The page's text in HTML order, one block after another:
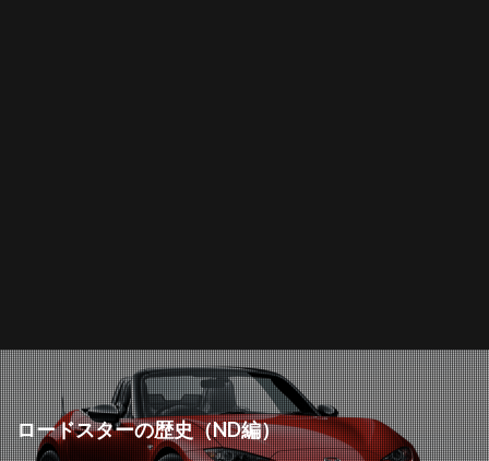
ロードスターの歴史（ND編）